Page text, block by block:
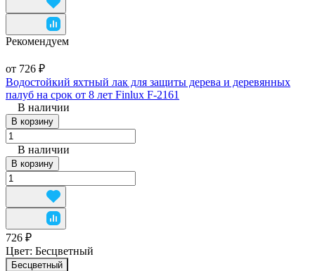
Рекомендуем
от 726 ₽
Водостойкий яхтный лак для защиты дерева и деревянных
палуб на срок от 8 лет Finlux F-2161
В наличии
В корзину
В наличии
В корзину
726 ₽
Цвет: Бесцветный
Бесцветный